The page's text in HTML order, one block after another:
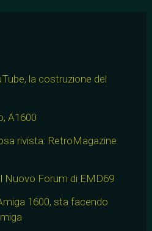
la costruzione del
A1600
rivista: RetroMagazine
Nuovo Forum di EMD69
1600, sta facendo